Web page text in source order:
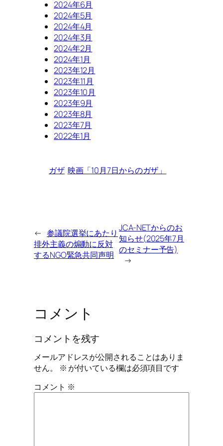
2024年6月
2024年5月
2024年4月
2024年3月
2024年2月
2024年1月
2023年12月
2023年11月
2023年10月
2023年9月
2023年8月
2023年7月
2022年1月
ガザ 映画「10月7日からのガザ」
← 参議院選挙にあたり
排外主義の煽動に反対
するNGO緊急共同声明
JCA-NETからのお
知らせ(2025年7月
のセミナー予告)
→
コメント
コメントを残す
メールアドレスが公開されることはありま
せん。
※ が付いている欄は必須項目です
コメント ※